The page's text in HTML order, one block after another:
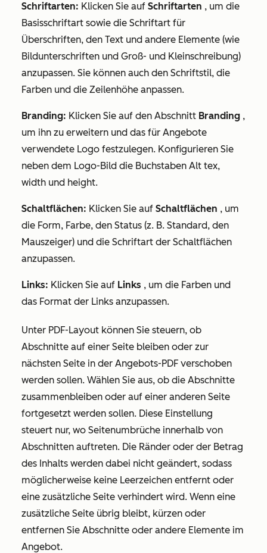
Schriftarten: Klicken Sie auf Schriftarten , um die
Basisschriftart sowie die Schriftart für
Überschriften, den Text und andere Elemente (wie
Bildunterschriften und Groß- und Kleinschreibung)
anzupassen. Sie können auch den Schriftstil, die
Farben und die Zeilenhöhe anpassen.
Branding: Klicken Sie auf den Abschnitt Branding ,
um ihn zu erweitern und das für Angebote
verwendete Logo festzulegen. Konfigurieren Sie
neben dem Logo-Bild die Buchstaben Alt tex,
width und height.
Schaltflächen: Klicken Sie auf Schaltflächen , um
die Form, Farbe, den Status (z. B. Standard, den
Mauszeiger) und die Schriftart der Schaltflächen
anzupassen.
Links: Klicken Sie auf Links , um die Farben und
das Format der Links anzupassen.
Unter PDF-Layout können Sie steuern, ob
Abschnitte auf einer Seite bleiben oder zur
nächsten Seite in der Angebots-PDF verschoben
werden sollen. Wählen Sie aus, ob die Abschnitte
zusammenbleiben oder auf einer anderen Seite
fortgesetzt werden sollen. Diese Einstellung
steuert nur, wo Seitenumbrüche innerhalb von
Abschnitten auftreten. Die Ränder oder der Betrag
des Inhalts werden dabei nicht geändert, sodass
möglicherweise keine Leerzeichen entfernt oder
eine zusätzliche Seite verhindert wird. Wenn eine
zusätzliche Seite übrig bleibt, kürzen oder
entfernen Sie Abschnitte oder andere Elemente im
Angebot.